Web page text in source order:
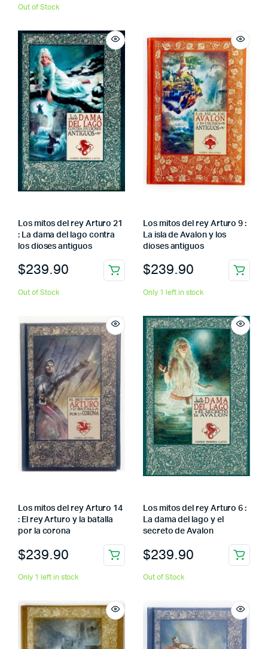
Out of Stock
Los mitos del rey Arturo 21
: La dama del lago contra
los dioses antiguos
$239.90
Out of Stock
Los mitos del rey Arturo 9 :
La isla de Avalon y los
dioses antiguos
$239.90
Only 1 left in stock
Los mitos del rey Arturo 14
: El rey Arturo y la batalla
por la corona
$239.90
Only 1 left in stock
Los mitos del rey Arturo 6 :
La dama del lago y el
secreto de Avalon
$239.90
Out of Stock